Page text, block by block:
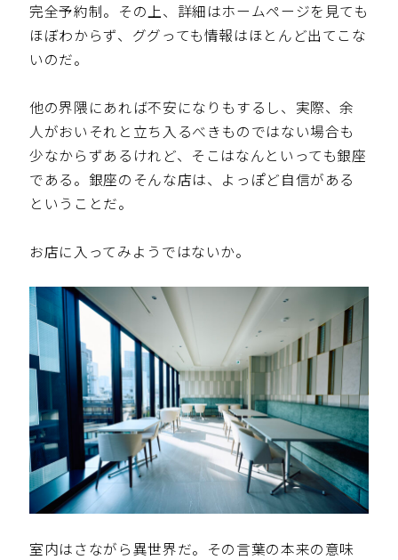
完全予約制。その上、詳細はホームページを見ても
ほぼわからず、ググっても情報はほとんど出てこな
いのだ。
他の界隈にあれば不安になりもするし、実際、余
人がおいそれと立ち入るべきものではない場合も
少なからずあるけれど、そこはなんといっても銀座
である。銀座のそんな店は、よっぽど自信がある
ということだ。
お店に入ってみようではないか。
室内はさながら異世界だ。その言葉の本来の意味